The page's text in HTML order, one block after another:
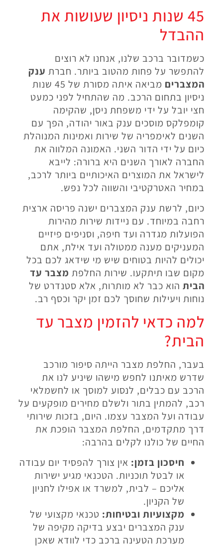
45 שנות ניסיון שעושות את
ההבדל
כשמדובר ברכב שלנו, אנחנו לא רוצים
להתפשר על פחות מהטוב ביותר. חברת ענק
המצברים
מביאה איתה מסורת של 45 שנות
ניסיון בתחום הרכב. מה שהתחיל לפני כמעט
חצי יובל על ידי משפחת ניסן, שהקימה
קומפלקס מוסכים ענק באור יהודה, הפך עם
השנים לאימפריה של שירות ואמינות המנוהלת
כיום על ידי הדור השני. האמונה המלווה את
החברה לאורך השנים היא ברורה: לייבא
לישראל את המוצרים האיכותיים ביותר לרכב,
במחיר האטרקטיבי והשווה לכל נפש.
כיום, לרשת ענק המצברים ישנה פריסה ארצית
רחבה במיוחד. עם ניידות שירות מהירות
הפועלות מגדרה ועד חיפה, וסניפים פיזיים
המעניקים מענה ממטולה ועד אילת, אתם
יכולים להיות בטוחים שיש מי שידאג לכם בכל
מקום שבו תיתקעו. שירות החלפת מצבר עד
הביתהוא כבר לא מותרות, אלא סטנדרט של
נוחות ויעילות שחוסך לכם זמן יקר וכסף רב.
למה כדאי להזמין מצבר עד
הבית?
בעבר, החלפת מצבר הייתה סיפור מורכב
שדרש מאיתנו לחפש מישהו שיניע לנו את
הרכב עם כבלים, לנסוע למוסך או לחשמלאי
רכב, להמתין בתור ולשלם מחירים מופקעים על
עבודה ועל המצבר עצמו. היום, בזכות שירותי
דרך מתקדמים, החלפת המצבר הופכת את
החיים של כולנו לקלים בהרבה:
חיסכון בזמן: אין צורך להפסיד יום עבודה
או לבטל תוכניות. הטכנאי מגיע ישירות
אליכם – לבית, למשרד או אפילו לחניון
של הקניון.
מקצועיות ובטיחות: טכנאי מקצועי של
ענק המצברים יבצע בדיקה מקיפה של
מערכת הטעינה ברכב כדי לוודא שאכן